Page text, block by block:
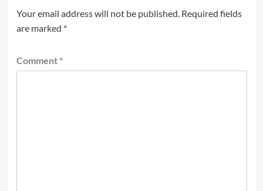
Your email address will not be published. Required fields
are marked *
Comment *